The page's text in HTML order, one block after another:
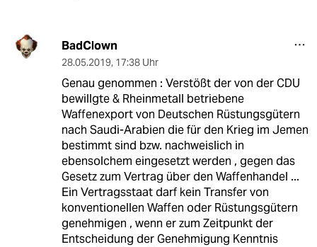
BadClown
28.05.2019, 17:38 Uhr
Genau genommen : Verstößt der von der CDU
bewillgte & Rheinmetall betriebene
Waffenexport von Deutschen Rüstungsgütern
nach Saudi-Arabien die für den Krieg im Jemen
bestimmt sind bzw. nachweislich in
ebensolchem eingesetzt werden , gegen das
Gesetz zum Vertrag über den Waffenhandel ...
Ein Vertragsstaat darf kein Transfer von
konventionellen Waffen oder Rüstungsgütern
genehmigen , wenn er zum Zeitpunkt der
Entscheidung der Genehmigung Kenntnis